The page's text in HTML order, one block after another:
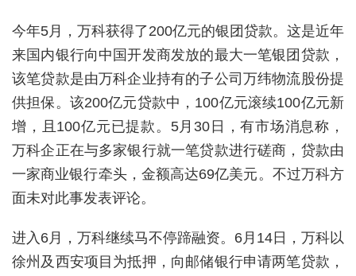
今年5月，万科获得了200亿元的银团贷款。这是近年
来国内银行向中国开发商发放的最大一笔银团贷款，
该笔贷款是由万科企业持有的子公司万纬物流股份提
供担保。该200亿元贷款中，100亿元滚续100亿元新
增，且100亿元已提款。5月30日，有市场消息称，
万科企正在与多家银行就一笔贷款进行磋商，贷款由
一家商业银行牵头，金额高达69亿美元。不过万科方
面未对此事发表评论。
进入6月，万科继续马不停蹄融资。6月14日，万科以
徐州及西安项目为抵押，向邮储银行申请两笔贷款，